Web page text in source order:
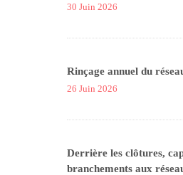
30 Juin 2026
Rinçage annuel du
26 Juin 2026
Derrière les clôtures,
branchements aux